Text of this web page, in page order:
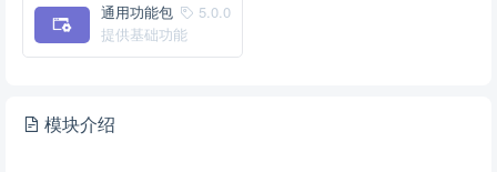
5.0.0
通用功能包
提供基础功能
模块介绍